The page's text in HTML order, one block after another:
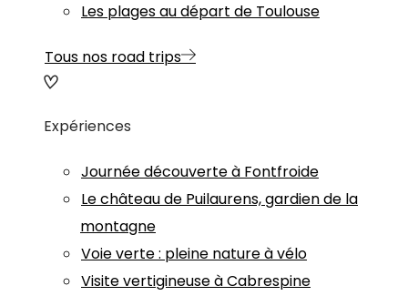
Les plages au départ de Toulouse
Tous nos road trips
Expériences
Journée découverte à Fontfroide
Le château de Puilaurens, gardien de la
montagne
Voie verte : pleine nature à vélo
Visite vertigineuse à Cabrespine